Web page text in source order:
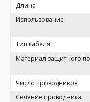
Длина
Использование
Тип кабеля
Материал защитного
Число проводников
Сечение проводника